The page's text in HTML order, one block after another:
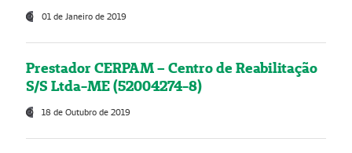
01 de Janeiro de 2019
Prestador CERPAM – Centro de Reabilitação
S/S Ltda-ME (52004274-8)
18 de Outubro de 2019